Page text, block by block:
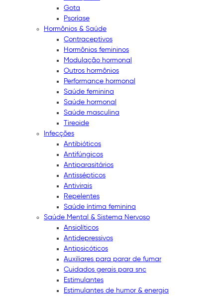
Gota
Psoríase
Hormônios & Saúde
Contraceptivos
Hormônios femininos
Modulação hormonal
Outros hormônios
Performance hormonal
Saúde feminina
Saúde hormonal
Saúde masculina
Tireoide
Infecções
Antibióticos
Antifúngicos
Antiparasitários
Antissépticos
Antivirais
Repelentes
Saúde íntima feminina
Saúde Mental & Sistema Nervoso
Ansiolíticos
Antidepressivos
Antipsicóticos
Auxiliares para parar de fumar
Cuidados gerais para snc
Estimulantes
Estimulantes de humor & energia